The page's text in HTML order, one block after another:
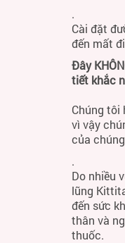
.
Cài đặt
đến mất
Đây
tiết khắc
Chúng tôi
vì vậy
của
.
Do nhiều
lũng
đến sức
thân và
thuốc.